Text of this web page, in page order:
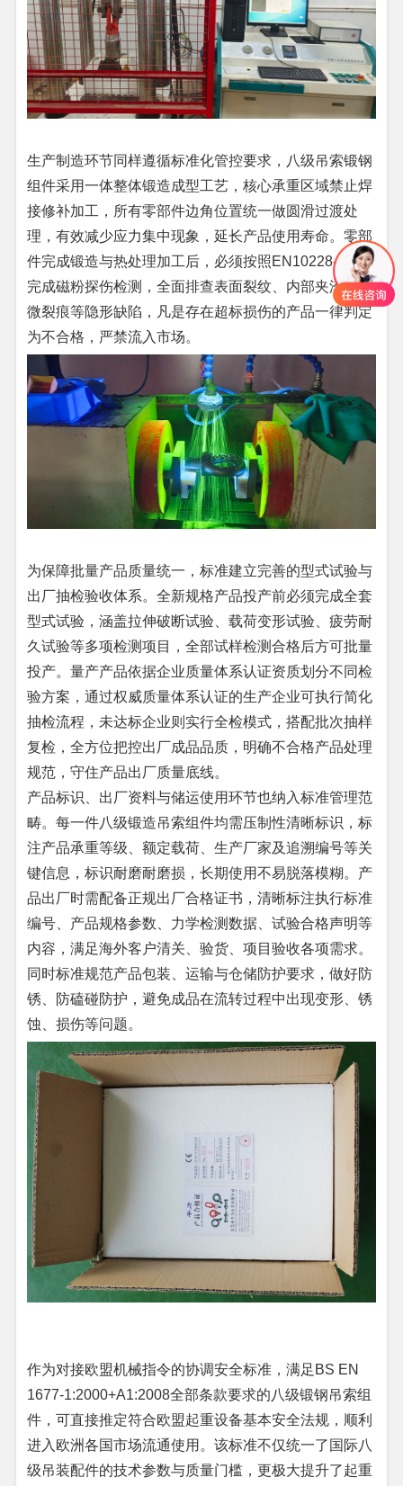
生产制造环节同样遵循标准化管控要求，八级吊索锻钢
组件采用一体整体锻造成型工艺，核心承重区域禁止焊
接修补加工，所有零部件边角位置统一做圆滑过渡处
理，有效减少应力集中现象，延长产品使用寿命。零部
件完成锻造与热处理加工后，必须按照EN10228-1标准
完成磁粉探伤检测，全面排查表面裂纹、内部夹渣、细
微裂痕等隐形缺陷，凡是存在超标损伤的产品一律判定
为不合格，严禁流入市场。
为保障批量产品质量统一，标准建立完善的型式试验与
出厂抽检验收体系。全新规格产品投产前必须完成全套
型式试验，涵盖拉伸破断试验、载荷变形试验、疲劳耐
久试验等多项检测项目，全部试样检测合格后方可批量
投产。量产产品依据企业质量体系认证资质划分不同检
验方案，通过权威质量体系认证的生产企业可执行简化
抽检流程，未达标企业则实行全检模式，搭配批次抽样
复检，全方位把控出厂成品品质，明确不合格产品处理
规范，守住产品出厂质量底线。
产品标识、出厂资料与储运使用环节也纳入标准管理范
畴。每一件八级锻造吊索组件均需压制性清晰标识，标
注产品承重等级、额定载荷、生产厂家及追溯编号等关
键信息，标识耐磨耐磨损，长期使用不易脱落模糊。产
品出厂时需配备正规出厂合格证书，清晰标注执行标准
编号、产品规格参数、力学检测数据、试验合格声明等
内容，满足海外客户清关、验货、项目验收各项需求。
同时标准规范产品包装、运输与仓储防护要求，做好防
锈、防磕碰防护，避免成品在流转过程中出现变形、锈
蚀、损伤等问题。
作为对接欧盟机械指令的协调安全标准，满足BS EN
1677-1:2000+A1:2008全部条款要求的八级锻钢吊索组
件，可直接推定符合欧盟起重设备基本安全法规，顺利
进入欧洲各国市场流通使用。该标准不仅统一了国际八
级吊装配件的技术参数与质量门槛，更极大提升了起重